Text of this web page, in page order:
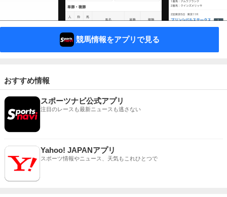
競馬情報をアプリで見る
おすすめ情報
スポーツナビ公式アプリ
注目のレースも最新ニュースも逃さない
Yahoo! JAPANアプリ
スポーツ情報やニュース、天気もこれひとつで